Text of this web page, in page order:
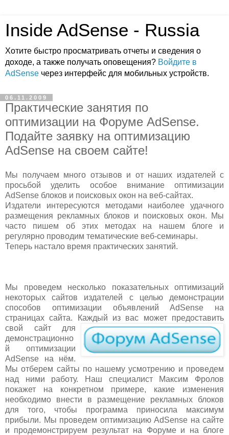
Inside AdSense - Russia
Хотите быстро просматривать отчеты и сведения о
доходе, а также получать оповещения? Войдите в
AdSense через интерфейс для мобильных устройств.
06.11.2009
Практические занятия по
оптимизации на Форуме AdSense.
Подайте заявку на оптимизацию
AdSense на своем сайте!
Мы получаем много отзывов и от наших издателей с
просьбой уделить особое внимание оптимизации
AdSense блоков и поисковых окон на веб-сайтах.
Издатели интересуются методами наиболее удачного
размещения рекламных блоков и поисковых окон. Мы
часто пишем об этих методах на нашем блоге и
регулярно проводим тематические веб-семинары.
Теперь настало время практических занятий.
Мы проведем несколько показательных оптимизаций
некоторых сайтов издателей с целью демонстрации
способов оптимизации объявлений AdSense на
страницах сайта. Каждый из вас может предоставить
свой сайт для
демонстрационно
й оптимизации
AdSense на нём.
Мы отберем сайты по нашему усмотрению и проведем
над ними работу. Наш специалист Максим Фролов
покажет на конкретном примере, какие изменения
необходимо внести в размещение рекламных блоков
для того, чтобы программа приносила максимум
прибыли. Мы проведем оптимизацию AdSense на сайте
и продемонстрируем результат на Форуме и на блоге